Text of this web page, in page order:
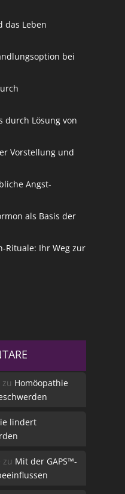
das Leben
bei
durch Lösung von
Vorstellung und
Angst-
als Basis der
Rituale: Ihr Weg zur
zu Homöopathie
lindert
zu Mit der GAPS™-